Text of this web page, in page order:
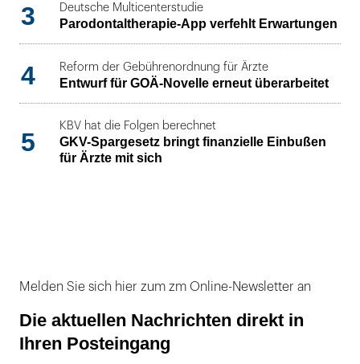
3 Deutsche Multicenterstudie
Parodontaltherapie-App verfehlt Erwartungen
4 Reform der Gebührenordnung für Ärzte
Entwurf für GOÄ-Novelle erneut überarbeitet
5
KBV hat die Folgen berechnet
GKV-Spargesetz bringt finanzielle Einbußen
für Ärzte mit sich
Melden Sie sich hier zum zm Online-Newsletter an
Die aktuellen Nachrichten direkt in
Ihren Posteingang